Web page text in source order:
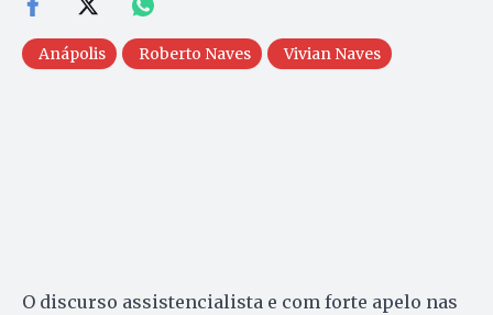
Anápolis Roberto Naves Vivian Naves
O discurso assistencialista e com forte apelo nas